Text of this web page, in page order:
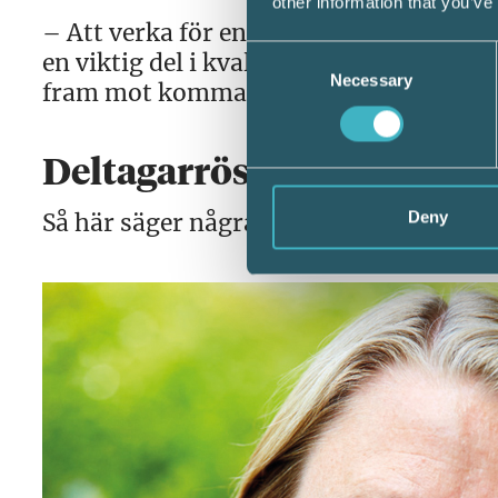
Consent
Necessary
Deny
– Att verka för en jämn kvalitetsnivå
en viktig del i kvalitetskontrollarbetet.
fram mot kommande arbete, avslutar
Deltagarröster
Så här säger några av